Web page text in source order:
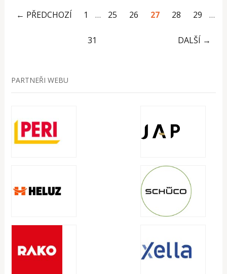
← PŘEDCHOZÍ 1 … 25 26 27 28 29 …
31 DALŠÍ →
PARTNEŘI WEBU